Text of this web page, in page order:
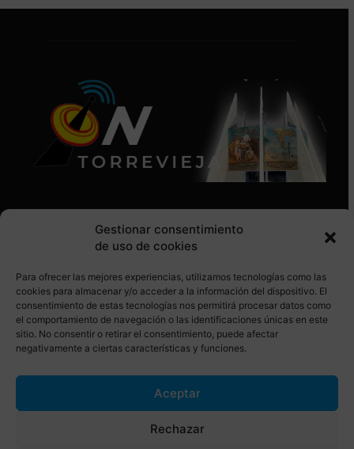
Gestionar consentimiento
de uso de cookies
Para ofrecer las mejores experiencias, utilizamos tecnologías como las
cookies para almacenar y/o acceder a la información del dispositivo. El
consentimiento de estas tecnologías nos permitirá procesar datos como
el comportamiento de navegación o las identificaciones únicas en este
sitio. No consentir o retirar el consentimiento, puede afectar
negativamente a ciertas características y funciones.
Aceptar
Rechazar
SÍGUENOS EN REDES SOCIALES
© Torrevieja ON. Desarrollado por